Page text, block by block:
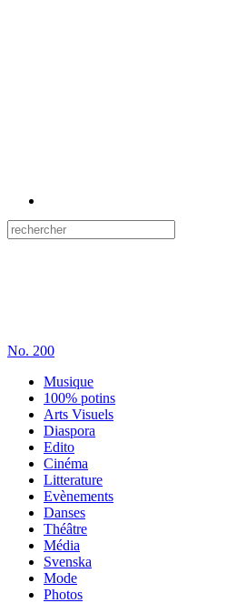
No. 200
Musique
100% potins
Arts Visuels
Diaspora
Edito
Cinéma
Litterature
Evènements
Danses
Théâtre
Média
Svenska
Mode
Photos